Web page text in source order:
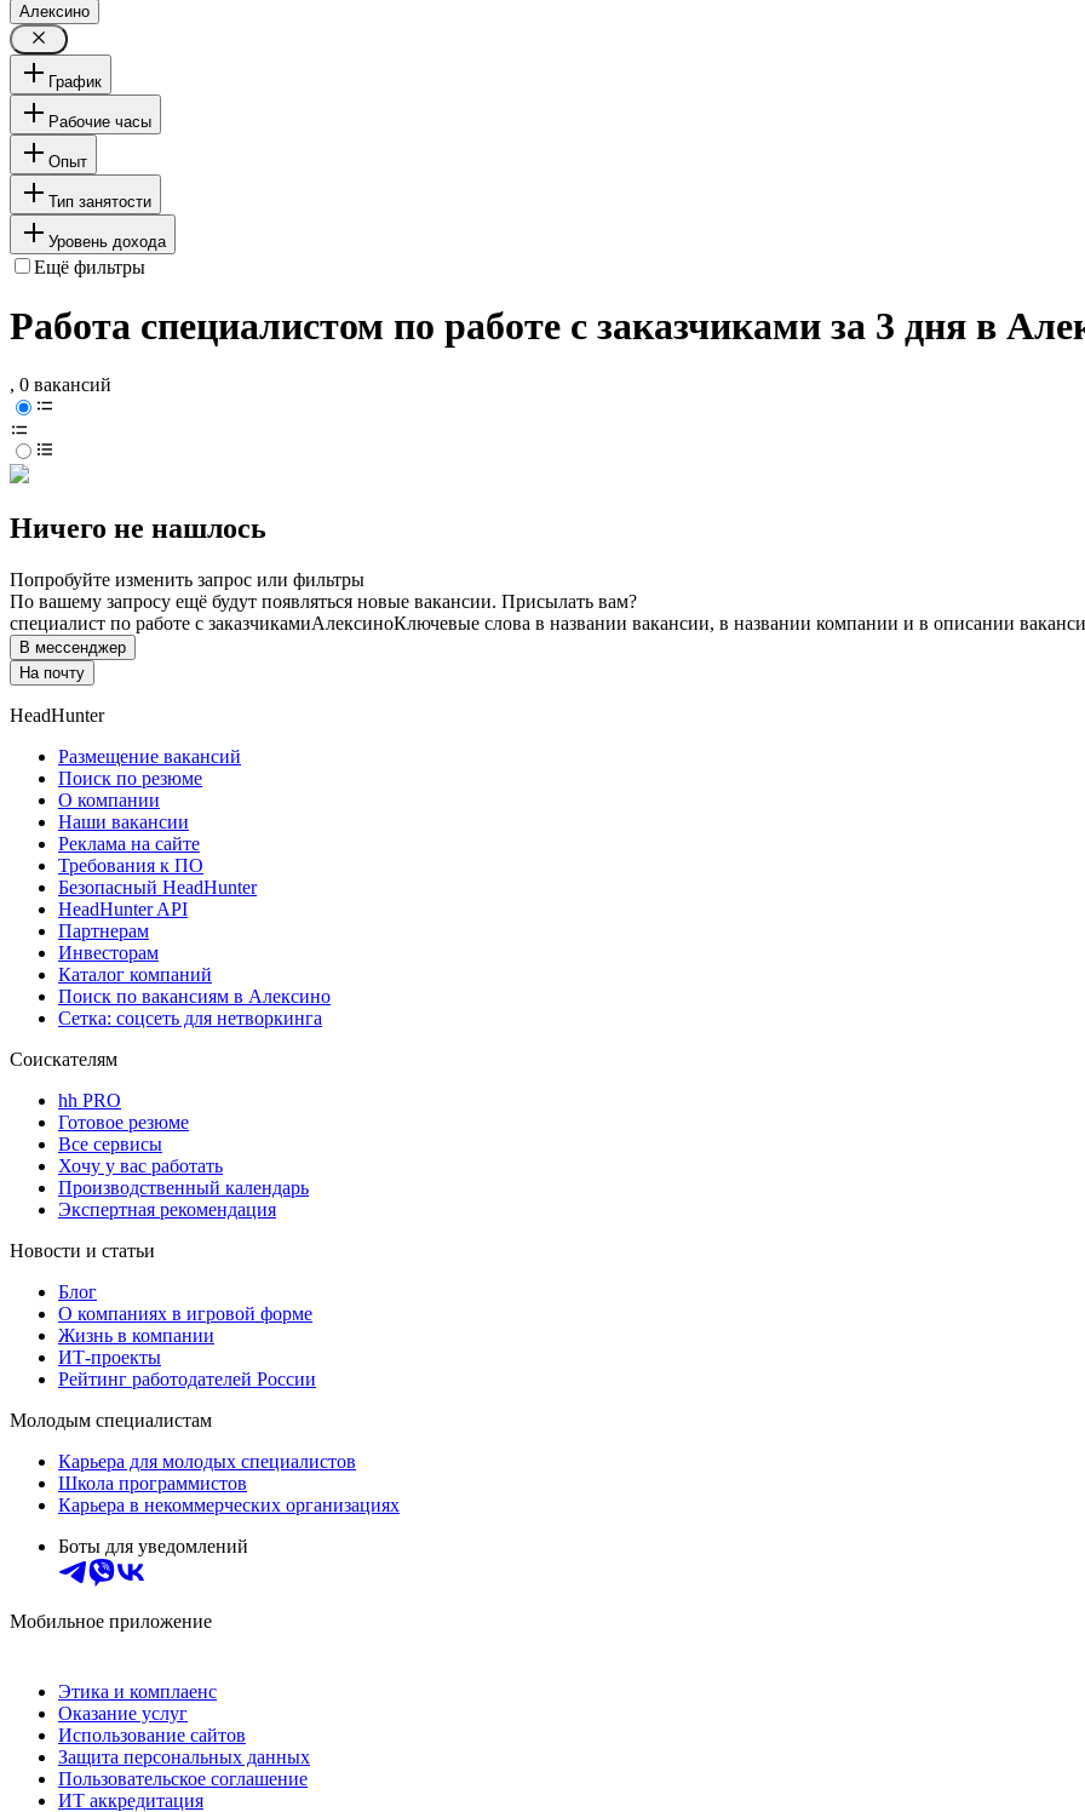
Алексино
График
Рабочие часы
Опыт
Тип занятости
Уровень дохода
Ещё фильтры
Работа специалистом по работе с заказчиками за 3 дня в
, 0 вакансий
Ничего не нашлось
Попробуйте изменить запрос или фильтры
По вашему запросу ещё будут появляться новые вакансии. Присылать вам?
специалист по работе с заказчикамиАлексиноКлючевые слова в названии вакансии, в названии компании и в описании
В мессенджер
На почту
HeadHunter
Размещение вакансий
Поиск по резюме
О компании
Наши вакансии
Реклама на сайте
Требования к ПО
Безопасный HeadHunter
HeadHunter API
Партнерам
Инвесторам
Каталог компаний
Поиск по вакансиям в Алексино
Сетка: соцсеть для нетворкинга
Соискателям
hh PRO
Готовое резюме
Все сервисы
Хочу у вас работать
Производственный календарь
Экспертная рекомендация
Новости и статьи
Блог
О компаниях в игровой форме
Жизнь в компании
ИТ-проекты
Рейтинг работодателей России
Молодым специалистам
Карьера для молодых специалистов
Школа программистов
Карьера в некоммерческих организациях
Боты для уведомлений
Мобильное приложение
Этика и комплаенс
Оказание услуг
Использование сайтов
Защита персональных данных
Пользовательское соглашение
ИТ аккредитация